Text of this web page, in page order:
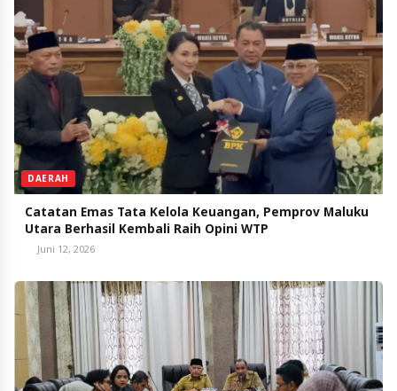
DAERAH
Catatan Emas Tata Kelola Keuangan, Pemprov Maluku
Juni 12, 2026